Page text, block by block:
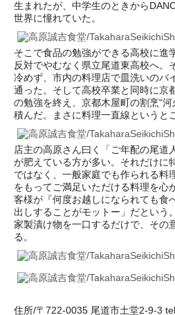
生まれたが、中学生のときから
世界に憧れていた。
そこで食品の勉強ができる高校に進
反対でやむなく県立尾道東高校へ。
冷めず、市内の料理店で皿洗いのバ
通った。そして高校卒業と同時に京
の勉強を終え、京都木屋町の割烹“
積んだ。まさに料理一直線というと
店主の高原さん曰く「ご年配の尾道
が肥えている方が多い。それだけに
ではなく、一般家庭でも作られる料
をもってご満足いただける料理を心
客様が『何度お越しになられても食
出しすることがモットー」だという
家製漬け物を一口するだけで、その
る。
住所/〒722-0035 尾道市土堂2-9-3